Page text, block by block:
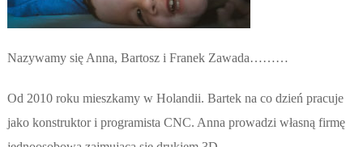
Nazywamy się Anna, Bartosz i Franek Zawada………
Od 2010 roku mieszkamy w Holandii. Bartek na co dzień pracuje
jako konstruktor i programista CNC. Anna prowadzi własną firmę